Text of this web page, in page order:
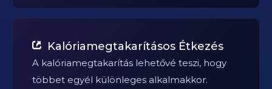
Kalóriamegtakarításos Étkezés
A kalóriamegtakarítás lehetővé teszi, hogy
többet egyél különleges alkalmakkor.